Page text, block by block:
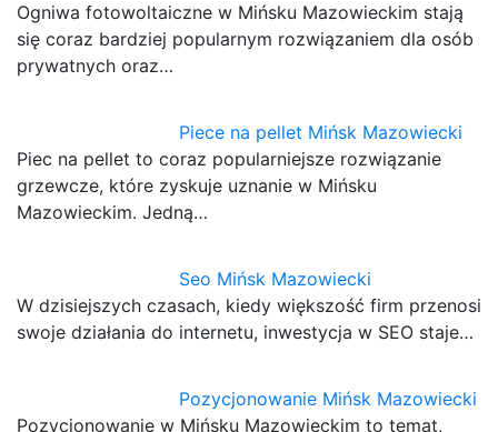
Ogniwa fotowoltaiczne w Mińsku Mazowieckim stają
się coraz bardziej popularnym rozwiązaniem dla osób
prywatnych oraz…
Piece na pellet Mińsk Mazowiecki
Piec na pellet to coraz popularniejsze rozwiązanie
grzewcze, które zyskuje uznanie w Mińsku
Mazowieckim. Jedną…
Seo Mińsk Mazowiecki
W dzisiejszych czasach, kiedy większość firm przenosi
swoje działania do internetu, inwestycja w SEO staje…
Pozycjonowanie Mińsk Mazowiecki
Pozycjonowanie w Mińsku Mazowieckim to temat,